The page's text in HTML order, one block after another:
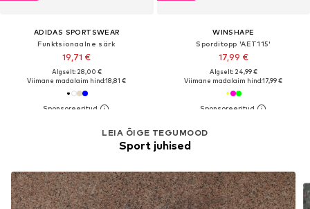
ADIDAS SPORTSWEAR
Funktsionaalne särk
19,71 €
Algselt: 28,00 €
Viimane madalaim hind:18,81 €
WINSHAPE
Sporditopp 'AET115'
17,99 €
Algselt: 24,99 €
Viimane madalaim hind:17,99 €
LEIA ÕIGE TEGUMOOD
Sport juhised